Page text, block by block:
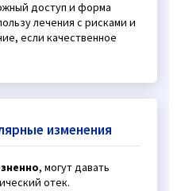
доступ и форма
лечения с рисками и
если качественное
изменения
, могут давать
отек.